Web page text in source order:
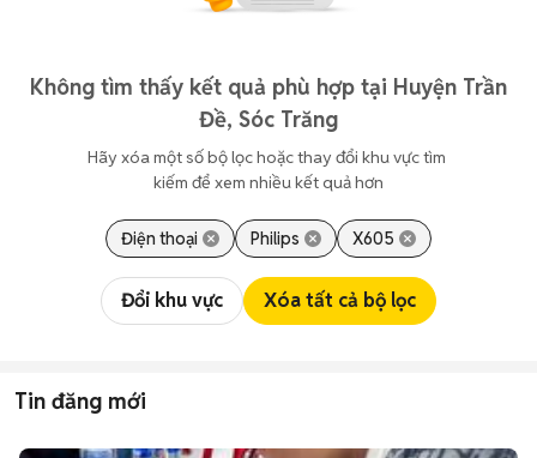
Không tìm thấy kết quả phù hợp tại Huyện Trần
Đề, Sóc Trăng
Hãy xóa một số bộ lọc hoặc thay đổi khu vực tìm
kiếm để xem nhiều kết quả hơn
Điện thoại Philips X605
Đổi khu vực Xóa tất cả bộ lọc
Tin đăng mới